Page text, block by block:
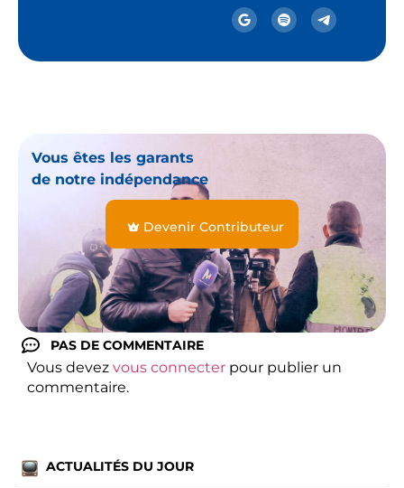
Vous êtes les garants
de notre indépendance
Devenir Contributeur
PAS DE COMMENTAIRE
Vous devez vous connecter pour publier un
commentaire.
ACTUALITÉS DU JOUR